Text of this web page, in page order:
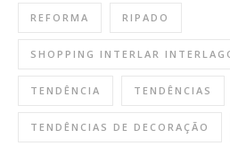
REFORMA RIPADO
SHOPPING INTERLAR
TENDÊNCIA TENDÊNCIAS
TENDÊNCIAS DE DECORAÇÃO